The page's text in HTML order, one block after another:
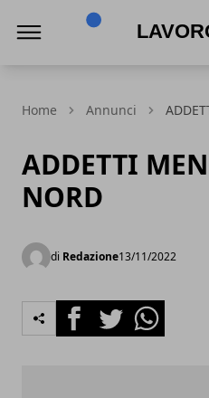
Home Annunci
ADDETTI
NORD
di Redazione13/11/2022
FacebookTwitterWhatsapp